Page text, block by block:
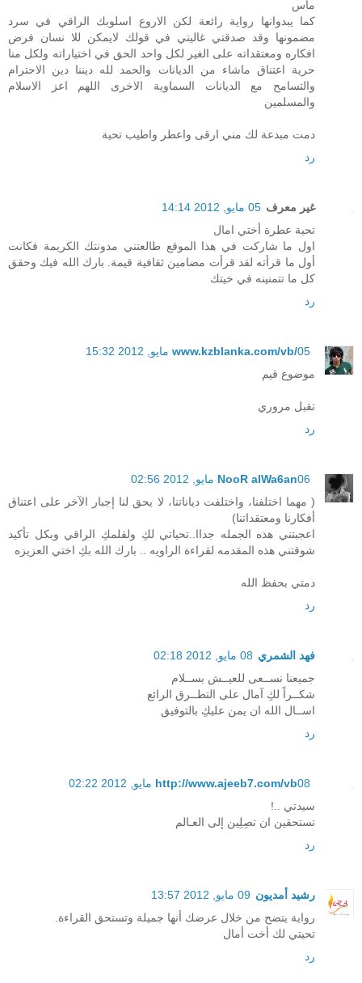
ماس
كما يبدوانها رواية رائعة لكن الاروع اسلوبك الراقي في سرد
مضمونها وقد صدقتي غاليتي في قولك لايمكن للا نسان فرض
افكاره ومعتقداته على الغير لكل واحد الحق في اختياراته ولكل منا
حرية اعتناق ماشاء من الديانات والحمد لله ديننا دين الاحترام
والتسامح مع الديانات السماوية الاخرى اللهم اعز الاسلام
والمسلمين
دمت مبدعة لك مني ارقى واعطر واطيب تحية
رد
غير معرف 05 مايو, 2012 14:14
تحية عطرة أختي امال
اول ما شاركت في هذا الموقع طالعتني مدونتك الكريمة فكانت
أول ما قرأته لقد قرأت مضامين ثقافية قيمة. بارك الله فيك وحقق
كل ما تتمنينه في خيتك
رد
www.kzblanka.com/vb/05 مايو, 2012 15:32
موضوع قيم
تقبل مروري
رد
NooR alWa6an06 مايو, 2012 02:56
( مهما اختلفنا، واختلفت دياناتنا، لا يحق لنا إجبار الآخر على اعتناق
أفكارنا ومعتقداتنا)
اعجبتني هذه الجمله جداا..تحياتي لكِ ولقلمكِ الراقي وبكل تأكيد
شوقتني هذه المقدمه لقراءة الراويه .. بارك الله بكِ اختي العزيزه
دمتي بحفظ الله
رد
فهد الشمري 08 مايو, 2012 02:18
جميعنا نســعى للعيــش بســلام
شكــراً لكِ آمال على التطــرق الرائع
اســال الله ان يمن عليكِ بالتوفيق
رد
http://www.ajeeb7.com/vb08 مايو, 2012 02:22
سيدتي ..!
تستحقين ان تصِلِين إلى العـالم
رد
رشيد أمديون 09 مايو, 2012 13:57
رواية يتضح من خلال عرضك أنها جميلة وتستحق القراءة.
تحيتي لك أخت أمال
رد